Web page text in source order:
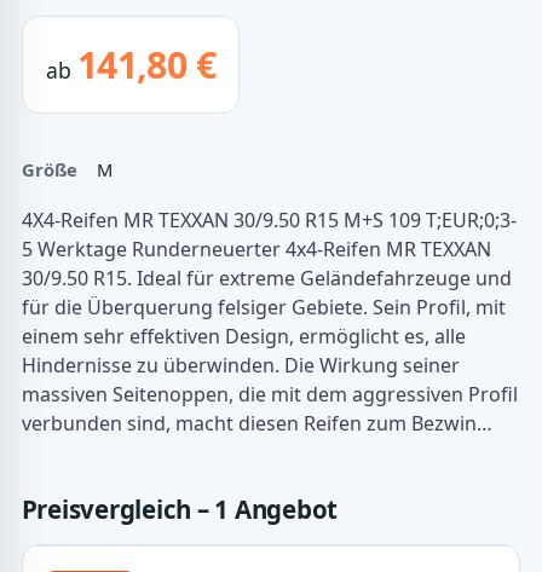
ab 141,80 €
Größe M
4X4-Reifen MR TEXXAN 30/9.50 R15 M+S 109 T;EUR;0;3-
5 Werktage Runderneuerter 4x4-Reifen MR TEXXAN
30/9.50 R15. Ideal für extreme Geländefahrzeuge und
für die Überquerung felsiger Gebiete. Sein Profil, mit
einem sehr effektiven Design, ermöglicht es, alle
Hindernisse zu überwinden. Die Wirkung seiner
massiven Seitenoppen, die mit dem aggressiven Profil
verbunden sind, macht diesen Reifen zum Bezwin…
Preisvergleich – 1 Angebot